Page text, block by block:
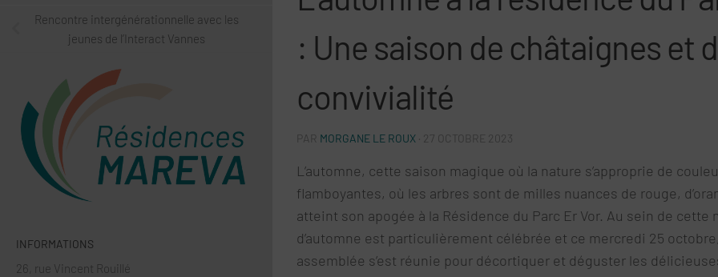
: Une saison de châtaignes et
convivialité
PAR MORGANE LE ROUX · 27 OCTOBRE 2023
L’automne, cette saison magique où la nature s’approprie de
flamboyantes, où les arbres sont de milles nuances de rouge,
atteint son apogée à la Résidence du Parc Er Vor. Au sein de cette
d’automne est particulièrement célébrée et ce mercredi 25
assemblée s’est réunie pour décortiquer et déguster les
Rencontre intergénérationnelle avec les
jeunes de l’Interact Vannes
INFORMATIONS
26, rue Vincent Rouillé